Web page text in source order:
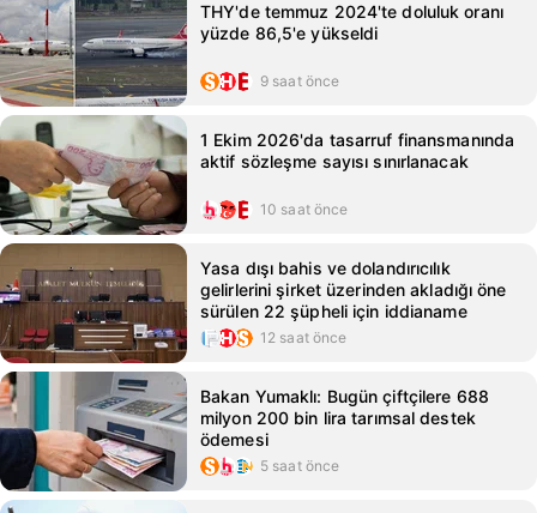
THY'de temmuz 2024'te doluluk oranı
yüzde 86,5'e yükseldi
9 saat önce
1 Ekim 2026'da tasarruf finansmanında
aktif sözleşme sayısı sınırlanacak
10 saat önce
Yasa dışı bahis ve dolandırıcılık
gelirlerini şirket üzerinden akladığı öne
sürülen 22 şüpheli için iddianame
12 saat önce
Bakan Yumaklı: Bugün çiftçilere 688
milyon 200 bin lira tarımsal destek
ödemesi
5 saat önce